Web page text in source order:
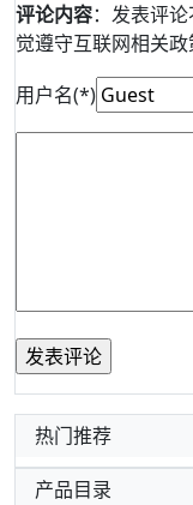
评论内容：发表评
觉遵守互联网相关政
用户名(*)
热门推荐
产品目录